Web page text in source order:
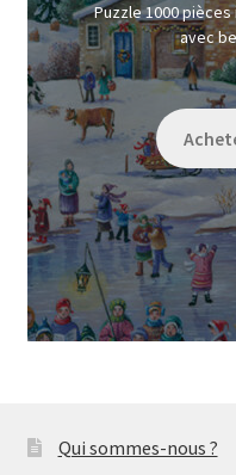
Puzzle 1000
avec
Qui sommes-nous ?